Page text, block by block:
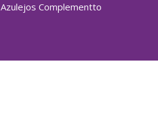
Azulejos Complementto